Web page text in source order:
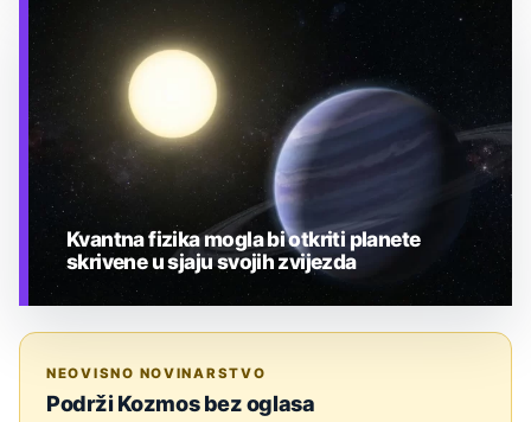
TEHNOLOGIJA
Kvantna fizika mogla bi otkriti planete
skrivene u sjaju svojih zvijezda
NEOVISNO NOVINARSTVO
Podrži Kozmos bez oglasa